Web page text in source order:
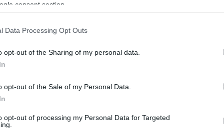
consent section.
Data Processing Opt Outs
opt-out of the Sharing of my personal data.
opt-out of the Sale of my Personal Data.
opt-out of processing my Personal Data for Targeted
egyik oka, hogy a gólkirály Varga
kellett alakítani a csapatjátékot, de
igenis meg tudnak nyerni 1-0-ra
hogy inkább az eredményt helyezik
szereznek.
emberig. Haraszti Zsolt ügyvezetőnek
a játékosokat. Megfelelő a szakmai
éppen ezért nincsenek érzelmi